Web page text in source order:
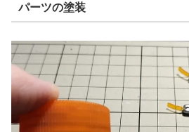
パーツの塗装